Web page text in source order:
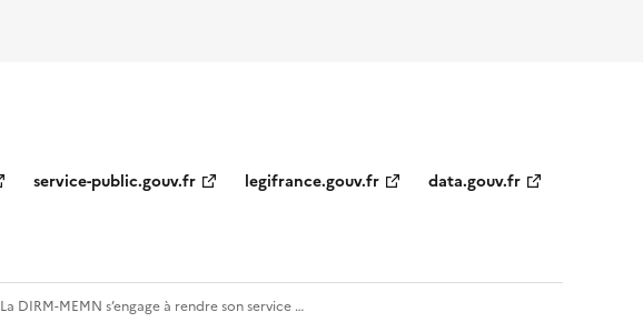
service-public.gouv.fr legifrance.gouv.fr data.gouv.fr
La DIRM-MEMN s’engage à rendre son service …